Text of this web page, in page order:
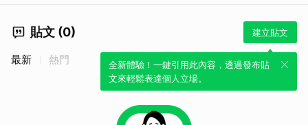
貼文 (0) 建立貼文
全新體驗！一鍵引用此內容，透過發布貼
文來輕鬆表達個人立場。
最新 熱門